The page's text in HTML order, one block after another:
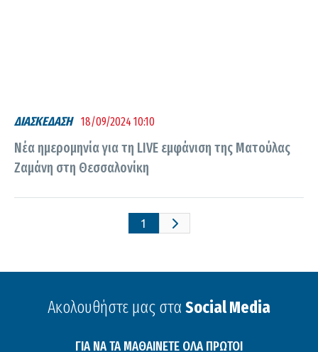
ΔΙΑΣΚΕΔΑΣΗ 18/09/2024 10:10
Νέα ημερομηνία για τη LIVE εμφάνιση της Ματούλας
Ζαμάνη στη Θεσσαλονίκη
1
Ακολουθήστε μας στα Social Media
ΓΙΑ ΝΑ ΤΑ ΜΑΘΑΙΝΕΤΕ ΟΛΑ ΠΡΩΤΟΙ